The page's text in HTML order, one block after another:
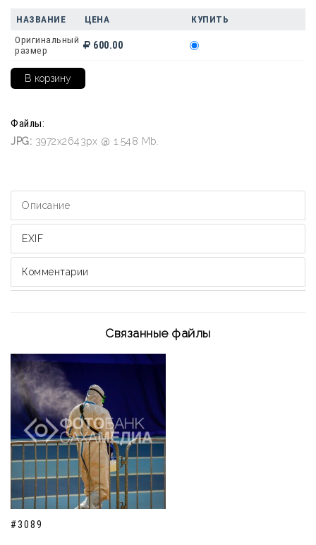
НАЗВАНИЕ ЦЕНА
КУПИТЬ
Оригинальный
размер
600.00
Файлы:
JPG: 3972x2643px @ 1.548 Mb.
Описание
EXIF
Комментарии
Связанные файлы
#3089